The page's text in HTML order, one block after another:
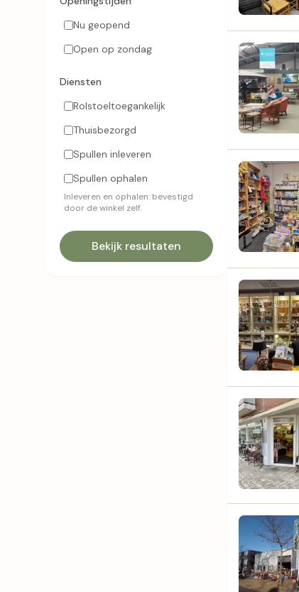
Nu geopend
Open op zondag
Diensten
Rolstoeltoegankelijk
Thuisbezorgd
Spullen inleveren
Spullen ophalen
Inleveren en ophalen: bevestigd
door de winkel zelf.
Bekijk resultaten